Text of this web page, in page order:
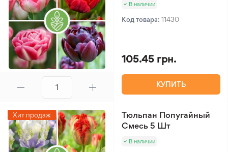
В наличии
Код товара: 11430
105.45 грн.
КУПИТЬ
Хит продаж
Тюльпан Попугайный
Смесь 5 Шт
В наличии